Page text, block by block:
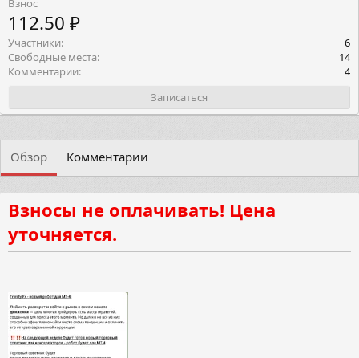
Взнос
112.50 ₽
Участники
6
Свободные места
14
Комментарии
4
Записаться
Обзор Комментарии
Взносы не оплачивать! Цена
уточняется.